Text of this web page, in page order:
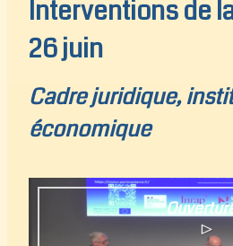
Interventions de
26 juin
Cadre juridique,
économique